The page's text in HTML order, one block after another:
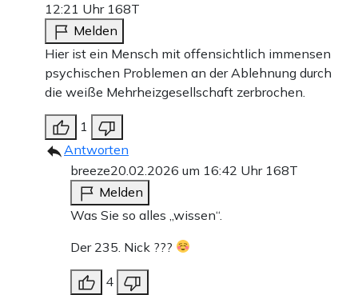
12:21 Uhr 168T
Melden
Hier ist ein Mensch mit offensichtlich immensen
psychischen Problemen an der Ablehnung durch
die weiße Mehrheizgesellschaft zerbrochen.
1
Antworten
breeze20.02.2026 um 16:42 Uhr 168T
Melden
Was Sie so alles „wissen“.
Der 235. Nick ???
4